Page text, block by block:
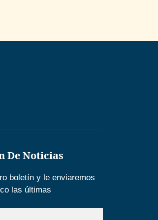
De Noticias
boletín y le enviaremos
las últimas